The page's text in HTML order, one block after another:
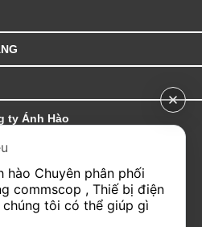
ty Ánh Hào
Phường Láng - Thành phố Hà Nội
Hải Phòng
hào Chuyên phân phối
commscop , Thiế bị điện
chúng tôi có thể giúp gì